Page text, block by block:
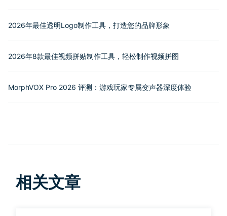
2026年最佳透明Logo制作工具，打造您的品牌形象
2026年8款最佳视频拼贴制作工具，轻松制作视频拼图
MorphVOX Pro 2026 评测：游戏玩家专属变声器深度体验
相关文章